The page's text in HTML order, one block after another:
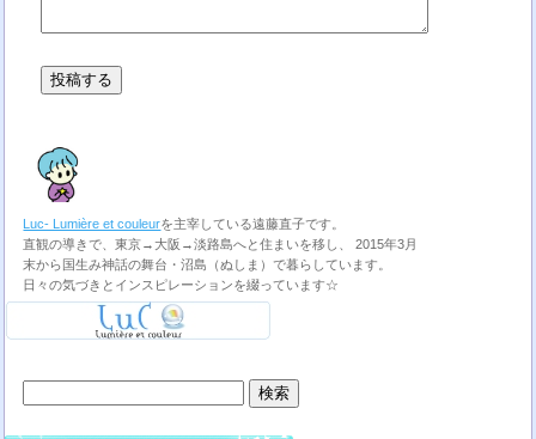
Luc- Lumière et couleurを主宰している遠藤直子です。
直観の導きで、東京→大阪→淡路島へと住まいを移し、 2015年3月
末から国生み神話の舞台・沼島（ぬしま）で暮らしています。
日々の気づきとインスピレーションを綴っています☆
索: